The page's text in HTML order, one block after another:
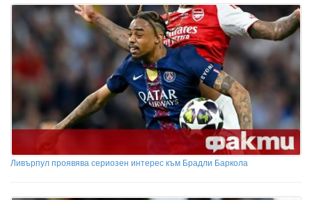
Ливърпул проявява сериозен интерес към Брадли Баркола